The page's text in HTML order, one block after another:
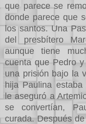
que parece se
donde parece que
los santos. Una
del presbítero
aunque tiene
cuenta que Pedro
una prisión bajo la
hija Paulina estaba
le aseguró a
se convertían,
curada. Después